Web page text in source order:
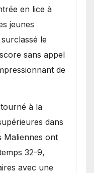
en lice à
jeunes
le
sans appel
de
à la
dans
Maliennes ont
32-9,
avec une